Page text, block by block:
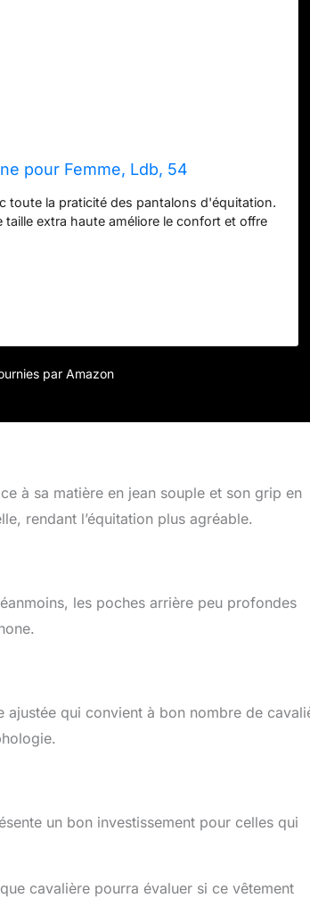
pour Femme, Ldb, 54
toute la praticité des pantalons d'équitation.
extra haute améliore le confort et offre
quantité d'élasticité et de confort pour un
arrière est une touche finale à ce
par Amazon
à sa matière en jean souple et son grip en
rendant l’équitation plus agréable.
les poches arrière peu profondes
qui convient à bon nombre de
un bon investissement pour celles qui
cavalière pourra évaluer si ce vêtement